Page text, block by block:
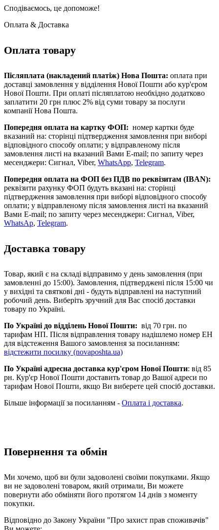
Сподіваємось, це допоможе!
Оплата & Доставка
Оплата товару
Післяплата (накладений платіж) Нова Пошта: оплата при
доставці замовлення у відділення Нової Пошти або кур'єром
Нової Пошти. При оплаті післяплатою необхідно додатково
заплатити 20 грн плюс 2% від суми товару за послуги
компанії Нова Пошта.
Попередня оплата на картку ФОП: номер картки буде
вказаний на: сторінці підтвердження замовлення при виборі
відповідного способу оплати; у відправленому після
замовлення листі на вказаний Вами E-mail; по запиту через
месенджери: Сигнал, Viber, WhatsApp, Telegram.
Попередня оплата на ФОП без ПДВ по реквізитам (IBAN):
реквізити рахунку ФОП будуть вказані на: сторінці
підтвердження замовлення при виборі відповідного способу
оплати; у відправленому після замовлення листі на вказаний
Вами E-mail; по запиту через месенджери: Сигнал, Viber,
WhatsAp, Telegram.
Доставка товару
Товар, який є на складі відправимо у день замовлення (при
замовленні до 15:00). Замовлення, підтверджені після 15:00 чи
у вихідні та святкові дні - будуть відправлені на наступний
робочий день. Виберіть зручний для Вас спосіб доставки
товару по Україні.
По Україні до відділень Нової Пошти: від 70 грн. по
тарифам НП. Після відправлення товару надішлемо номер ЕН
для відстеження Вашого замовлення за посиланням:
відстежити посилку (novaposhta.ua)
По Україні адресна доставка кур'єром Нової Пошти: від 85
рн. Кур'єр Нової Пошти доставить товар до Вашої адреси по
тарифам Нової Пошти, якщо Ви виберете цей спосіб доставки.
Більше інформації за посиланням - Оплата і доставка.
Повернення та обмін
Ми хочемо, щоб ви були задоволені своїми покупками. Якщо
ви не задоволені товаром, який отримали, Ви можете
повернути або обміняти його протягом 14 днів з моменту
покупки.
Відповідно до Закону України "Про захист прав споживачів"